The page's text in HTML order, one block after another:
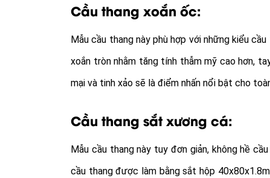
Cầu thang xoắn ốc:
Mẫu cầu thang này phù hợp với những kiểu
xoắn tròn nhằm tăng tính thẫm mỹ cao hơn,
mại và tinh xảo sẽ là điểm nhấn nổi bật cho
Cầu thang sắt xương cá:
Mẫu cầu thang này tuy đơn giản, không hề
cầu thang được làm bằng sắt hộp